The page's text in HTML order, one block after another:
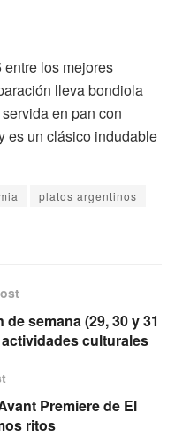
los mejores
lleva bondiola
en pan con
es un clásico indudable
platos argentinos
semana (29, 30 y 31
culturales
Premiere de El
ritos